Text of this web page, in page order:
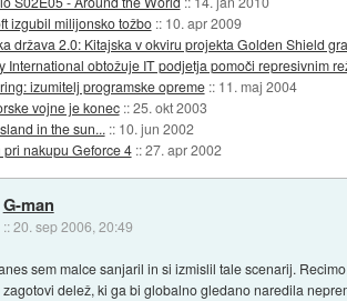
izgubil milijonsko tožbo :: 10. apr 2009
država 2.0: Kitajska v okviru projekta Golden Shield
International obtožuje IT podjetja pomoči represivnim
izumitelj programske opreme :: 11. maj 2004
vojne je konec ::25. okt 2003
in the sun... :: 10. jun 2002
pri nakupu Geforce 4 ::27. apr 2002
G-man
::20. sep 2006, 20:49
sem malce sanjaril in si izmislil tale scenarij.
zagotovi delež, ki ga bi globalno gledano naredila